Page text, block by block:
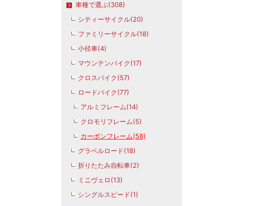
車種で選ぶ(308)
シティーサイクル(20)
ファミリーサイクル(18)
小径車(4)
マウンテンバイク(17)
クロスバイク(57)
ロードバイク(77)
アルミフレーム(14)
クロモリフレーム(5)
カーボンフレーム(58)
グラベルロード(18)
折りたたみ自転車(2)
ミニヴェロ(13)
シングルスピード(1)